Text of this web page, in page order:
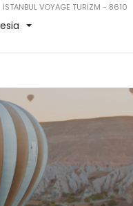
İSTANBUL VOYAGE TURİZM - 8610